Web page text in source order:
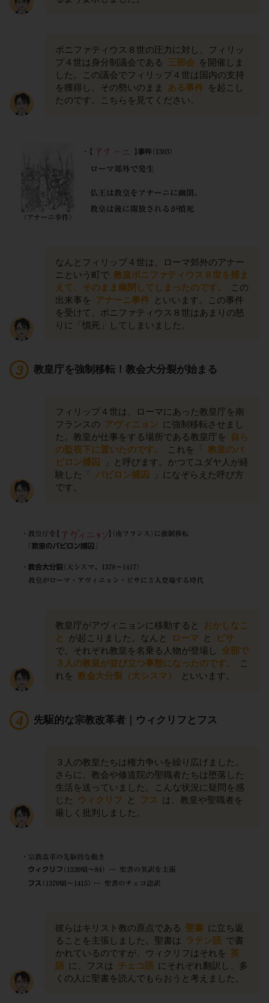
ボニファティウス８世の圧力に対し、フィリッ
プ４世は身分制議会である 三部会 を開催しま
した。この議会でフィリップ４世は国内の支持
を獲得し、その勢いのまま
ある事件 を起こし
たのです。こちらを見てください。
なんとフィリップ４世は、ローマ郊外のアナー
ニという町で 教皇ボニファティウス８世を捕ま
えて、そのまま幽閉してしまったのです。
この
出来事を
アナーニ事件 といいます。この事件
を受けて、ボニファティウス８世はあまりの怒
りに「憤死」してしまいました。
教皇庁を強制移転！教会大分裂が始まる
フィリップ４世は、ローマにあった教皇庁を南
フランスの アヴィニョン に強制移転させまし
た。教皇が仕事をする場所である教皇庁を
自ら
の監視下に置いたのです。
これを「
教皇のバ
ビロン捕囚
」と呼びます。かつてユダヤ人が経
験した「
バビロン捕囚
」になぞらえた呼び方
です。
教皇庁がアヴィニョンに移動すると
おかしなこ
と
が起こりました。なんと ローマ と
ピサ
で、それぞれ教皇を名乗る人物が登場し 全部で
３人の教皇が並び立つ事態になったのです。
こ
れを 教会大分裂（大シスマ） といいます。
先駆的な宗教改革者｜ウィクリフとフス
３人の教皇たちは権力争いを繰り広げました。
さらに、教会や修道院の聖職者たちは堕落した
生活を送っていました。こんな状況に疑問を感
じた
ウィクリフ と フス は、教皇や聖職者を
厳しく批判しました。
彼らはキリスト教の原点である 聖書 に立ち返
ることを主張しました。聖書は
ラテン語 で書
かれているのですが、ウィクリフはそれを 英
語 に、フスは チェコ語 にそれぞれ翻訳し、多
くの人に聖書を読んでもらおうと考えました。